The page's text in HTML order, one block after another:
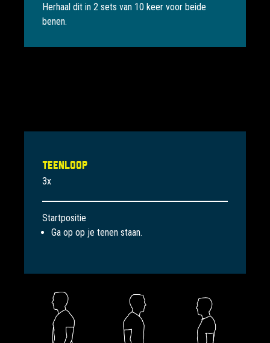
Herhaal dit in 2 sets van 10 keer voor beide
benen.
Teenloop
3x
Startpositie
Ga op op je tenen staan.